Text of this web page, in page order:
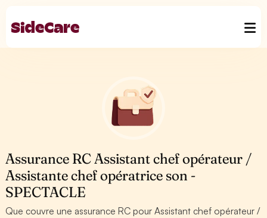
Assurance RC Assistant chef opérateur /
Assistante chef opératrice son -
SPECTACLE
Que couvre une assurance RC pour Assistant chef opérateur /